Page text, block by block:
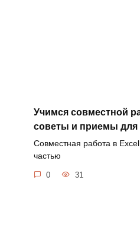
Учимся совместной
советы и приемы
Совместная работа в
частью
0 31